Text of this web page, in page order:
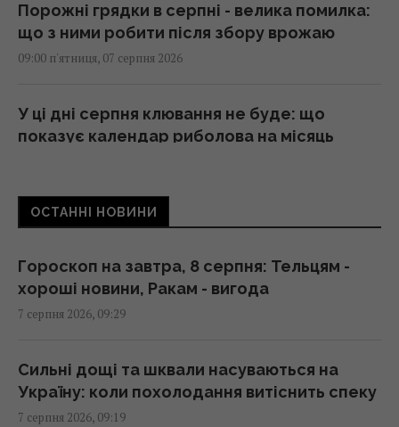
Порожні грядки в серпні - велика помилка:
що з ними робити після збору врожаю
09:00 п'ятниця, 07 серпня 2026
У ці дні серпня клювання не буде: що
показує календар риболова на місяць
Що можна забрати з готельного номера, а
експертів
08:59 п'ятниця, 07 серпня 2026
оголосили І рівень небезпеки (карта)
08:55 п'ятниця, 07 серпня 2026
ОСТАННІ НОВИНИ
Гороскоп на завтра, 8 серпня: Тельцям -
хороші новини, Ракам - вигода
7 серпня 2026, 09:29
Сильні дощі та шквали насуваються на
Україну: коли похолодання витіснить спеку
7 серпня 2026, 09:19